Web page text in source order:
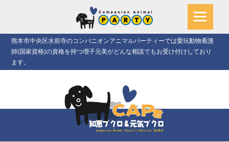
熊本市中央区水前寺のコンパニオンアニマルパーティーでは愛玩動物看護
師(国家資格)の資格を持つ増子元美がどんな相談でもお受け付けしており
ます。